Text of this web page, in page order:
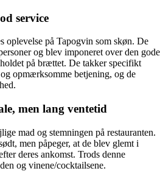
service
oplevelse på Tapogvin som skøn. De
og blev imponeret over den gode
på brættet. De takker specifikt
opmærksomme betjening, og de
men lang ventetid
mad og stemningen på restauranten.
men påpeger, at de blev glemt i
deres ankomst. Trods denne
og vinene/cocktailsene.